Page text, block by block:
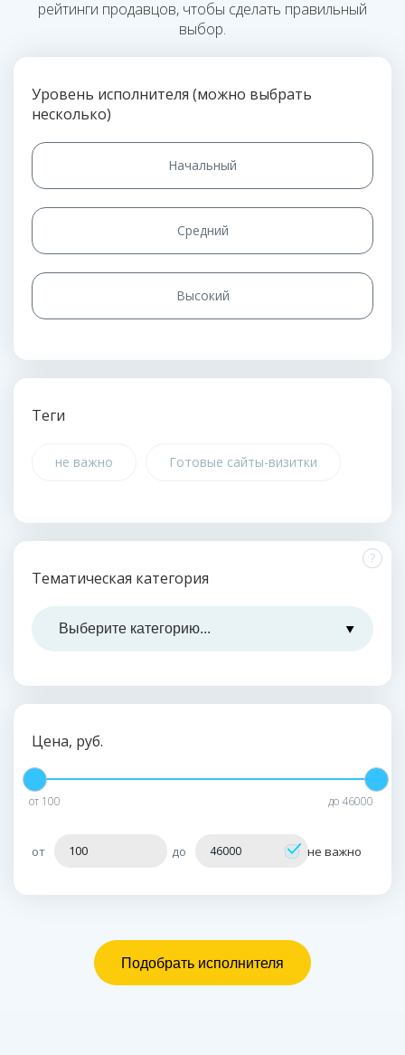
рейтинги продавцов, чтобы сделать правильный
выбор.
Уровень исполнителя (можно выбрать
несколько)
Начальный
Средний
Высокий
Теги
не важно Готовые сайты-визитки
Тематическая категория
?
Цена, руб.
от 100 до46000
от до не важно